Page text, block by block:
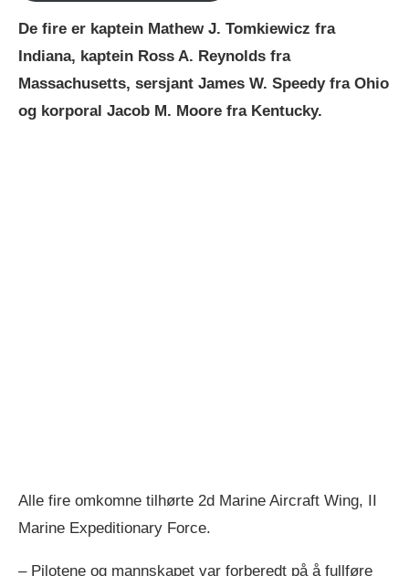
De fire er kaptein Mathew J. Tomkiewicz fra
Indiana, kaptein Ross A. Reynolds fra
Massachusetts, sersjant James W. Speedy fra Ohio
og korporal Jacob M. Moore fra Kentucky.
Alle fire omkomne tilhørte 2d Marine Aircraft Wing, II
Marine Expeditionary Force.
– Pilotene og mannskapet var forberedt på å fullføre